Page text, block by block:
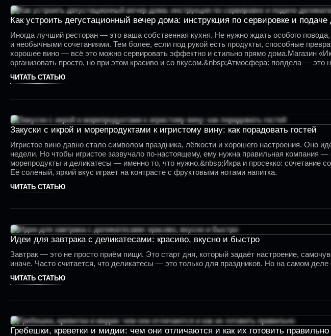
Как устроить дегустационный вечер дома: инструкция по сервировке и подаче
Иногда лучший ресторан — это ваша собственная кухня. Не нужно ждать особого
и необычными сочетаниями. Тем более, если под рукой есть продукты, способные
хорошее вино — всё это можно сервировать эффектно и стильно прямо дома.Магазин
организовать просто, но при этом красиво и со вкусом.&nbsp;Атмосфера: полдела —
ЧИТАТЬ СТАТЬЮ
Закуски с икрой и морепродуктами к игристому вину: как порадовать гостей
Игристое вино давно стало символом праздника, лёгкости и хорошего настроения. Оно
недели. Но чтобы игристое зазвучало по-настоящему, ему нужна правильная компания
морепродукты и деликатесы — именно то, что нужно.&nbsp;Икра и просекко: сочетание
Её солёный, яркий вкус играет на контрасте с фруктовыми нотами напитка.
ЧИТАТЬ СТАТЬЮ
Идеи для завтрака с деликатесами: красиво, вкусно и быстро
Завтрак — это не просто приём пищи. Это старт дня, который задаёт настроение,
иначе. Часто считается, что деликатесы — это только для праздников. Но на самом
ЧИТАТЬ СТАТЬЮ
Гребешки, креветки и мидии: чем они отличаются и как их готовить правильно